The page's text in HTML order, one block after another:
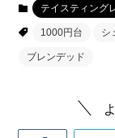
テイスティング
1000円台 シ
ブレンデッド